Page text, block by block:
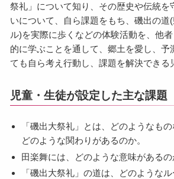
祭礼」について知り、その歴史や伝統を
いについて、自ら課題をもち、磯出の道
ル)を実際に歩くなどの体験活動を、他
的に学ぶことを通して、郷土を愛し、予
ても自ら考え行動し、課題を解決できる
児童・生徒が設定した主な課題
「磯出大祭礼」とは、どのようなも
どのような関わりがあるのか。
田楽舞には、どのような意味があるの
「磯出大祭礼」の道は、どのようなル